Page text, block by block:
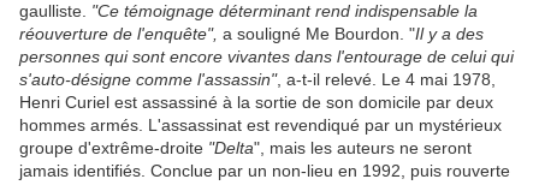
gaulliste. "Ce témoignage déterminant rend indispensable la
réouverture de l'enquête", a souligné Me Bourdon. "Il y a des
personnes qui sont encore vivantes dans l'entourage de celui qui
s'auto-désigne comme l'assassin", a-t-il relevé. Le 4 mai 1978,
Henri Curiel est assassiné à la sortie de son domicile par deux
hommes armés. L'assassinat est revendiqué par un mystérieux
groupe d'extrême-droite "Delta", mais les auteurs ne seront
jamais identifiés. Conclue par un non-lieu en 1992, puis rouverte